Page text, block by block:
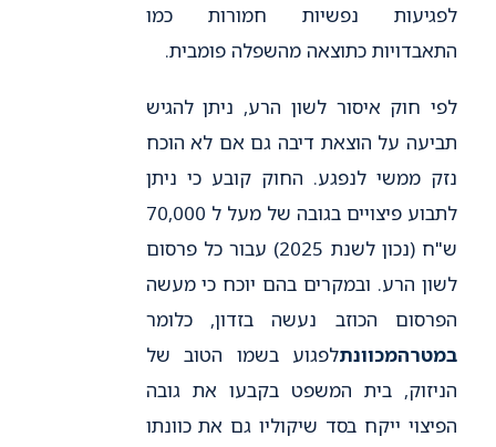
לפגיעות נפשיות חמורות כמו
התאבדויות כתוצאה מהשפלה פומבית.
לפי חוק איסור לשון הרע, ניתן להגיש
תביעה על הוצאת דיבה גם אם לא הוכח
נזק ממשי לנפגע. החוק קובע כי ניתן
לתבוע פיצויים בגובה של מעל ל 70,000
ש"ח (נכון לשנת 2025) עבור כל פרסום
לשון הרע. ובמקרים בהם יוכח כי מעשה
הפרסום הכוזב נעשה בזדון, כלומר
במטרהמכוונתלפגוע בשמו הטוב של
הניזוק, בית המשפט בקבעו את גובה
הפיצוי ייקח בסד שיקוליו גם את כוונתו